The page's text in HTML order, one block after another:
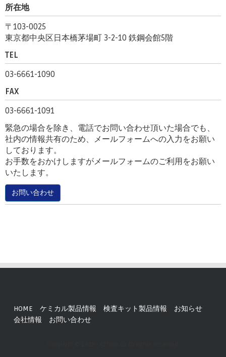
所在地
〒103-0025
東京都中央区日本橋茅場町 3-2-10 鉄鋼会館5階
TEL
03-6661-1090
FAX
03-6661-1091
緊急の場合を除き、電話でお問い合わせ頂いた場合でも、
社内の情報共有のため、メールフォームへの入力をお願い
しております。
お手数をおかけしますがメールフォームのご利用をお願い
いたします。
お問い合わせ
HOME ケミカル製品情報 検査キット製品情報
お知らせ
会社情報
お問い合わせ